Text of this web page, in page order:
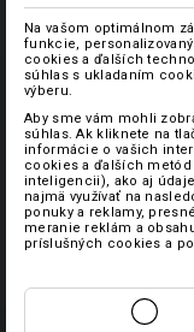
Na vašom optimálnom
funkcie,
cookies a ďalších
súhlas s ukladaním
výberu.
Aby sme vám mohli
súhlas. Ak kliknete na
informácie o vašich
cookies a ďalších
inteligencii), ako aj
najmä využívať na
ponuky a reklamy,
meranie reklám a
príslušných cookies a